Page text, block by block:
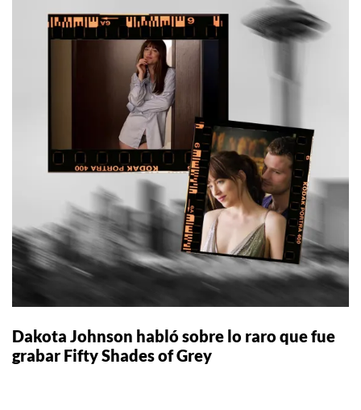
Dakota Johnson habló sobre lo raro que fue
grabar Fifty Shades of Grey